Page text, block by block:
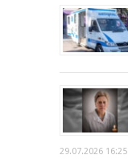
29.07.2026 16:25